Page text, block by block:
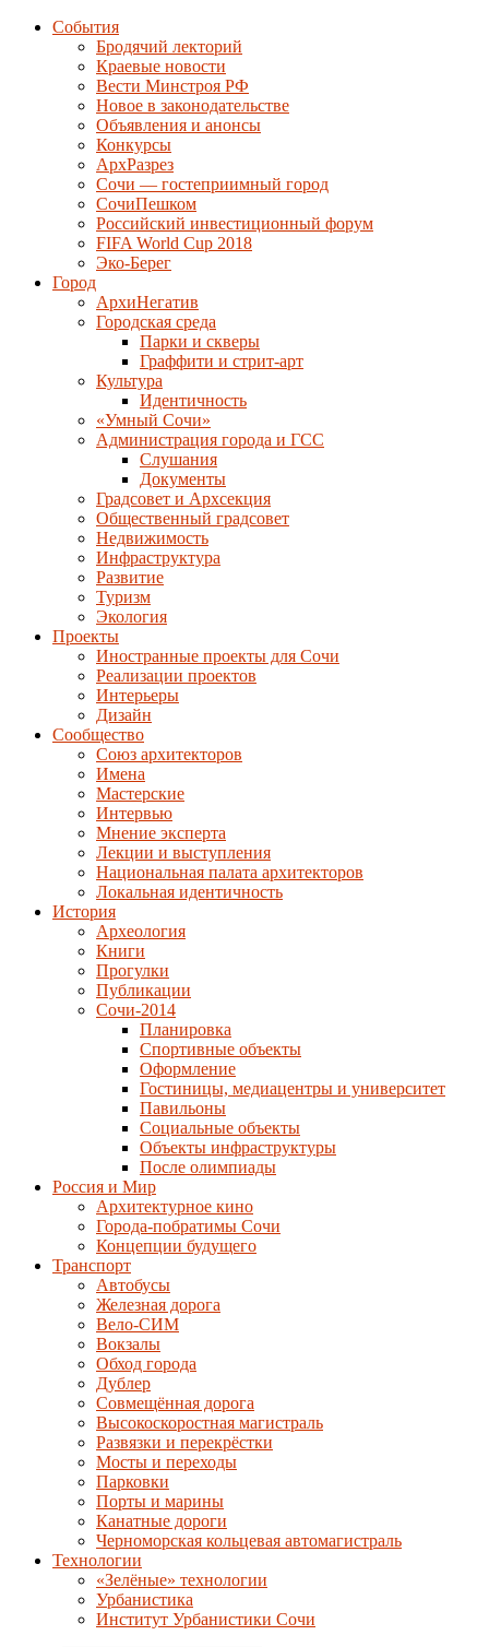
События
Бродячий лекторий
Краевые новости
Вести Минстроя РФ
Новое в законодательстве
Объявления и анонсы
Конкурсы
АрхРазрез
Сочи — гостеприимный город
СочиПешком
Российский инвестиционный форум
FIFA World Cup 2018
Эко-Берег
Город
АрхиНегатив
Городская среда
Парки и скверы
Граффити и стрит-арт
Культура
Идентичность
«Умный Сочи»
Администрация города и ГСС
Слушания
Документы
Градсовет и Архсекция
Общественный градсовет
Недвижимость
Инфраструктура
Развитие
Туризм
Экология
Проекты
Иностранные проекты для Сочи
Реализации проектов
Интерьеры
Дизайн
Сообщество
Союз архитекторов
Имена
Мастерские
Интервью
Мнение эксперта
Лекции и выступления
Национальная палата архитекторов
Локальная идентичность
История
Археология
Книги
Прогулки
Публикации
Сочи-2014
Планировка
Спортивные объекты
Оформление
Гостиницы, медиацентры и университет
Павильоны
Социальные объекты
Объекты инфраструктуры
После олимпиады
Россия и Мир
Архитектурное кино
Города-побратимы Сочи
Концепции будущего
Транспорт
Автобусы
Железная дорога
Вело-СИМ
Вокзалы
Обход города
Дублер
Совмещённая дорога
Высокоскоростная магистраль
Развязки и перекрёстки
Мосты и переходы
Парковки
Порты и марины
Канатные дороги
Черноморская кольцевая автомагистраль
Технологии
«Зелёные» технологии
Урбанистика
Институт Урбанистики Сочи